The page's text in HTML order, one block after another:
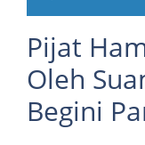
Pijat
Oleh
Begini